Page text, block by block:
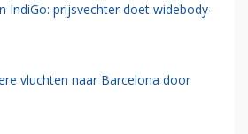
IndiGo: prijsvechter doet widebody-
vluchten naar Barcelona door